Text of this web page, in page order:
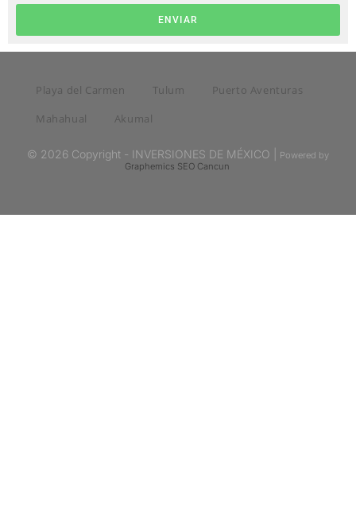
ENVIAR
Playa del Carmen Tulum
Puerto Aventuras
Mahahual
Akumal
© 2026 Copyright - INVERSIONES DE MÉXICO |
Powered by
Graphemics SEO Cancun